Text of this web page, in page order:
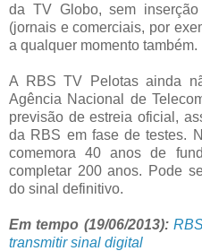
da TV Globo, sem
(jornais e comerciais, por
a qualquer momento também.
A RBS TV Pelotas ainda
Agência Nacional de
previsão de estreia oficial,
da RBS em fase de testes.
comemora 40 anos de
completar 200 anos. Pode
do sinal definitivo.
Em tempo (19/06/2013):
transmitir sinal digital